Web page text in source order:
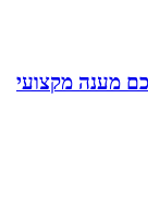
מקצועי